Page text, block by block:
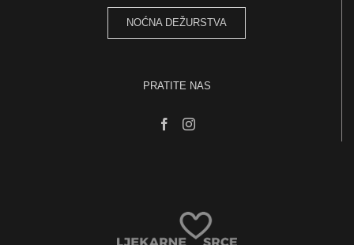
NOĆNA DEŽURSTVA
PRATITE NAS